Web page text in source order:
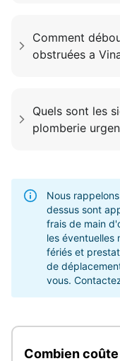
Comment
obstruées a
Quels sont les
plomberie
Nous
dessus sont
frais de main
les éventuelles
fériés et
de
vous.
Combien